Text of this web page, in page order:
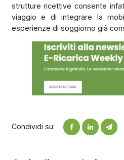
strutture ricettive consente
viaggio e di integrare la
esperienze di soggiorno già
Condividi su: